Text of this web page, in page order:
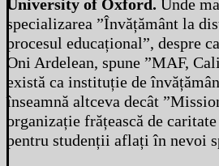
University of Oxford. Unde
specializarea ”Învățământ la
procesul educațional”, despre
Oni Ardelean, spune ”MAF,
există ca instituție de
înseamnă altceva decât
organizație frățească de
pentru studenții aflați în nevoi